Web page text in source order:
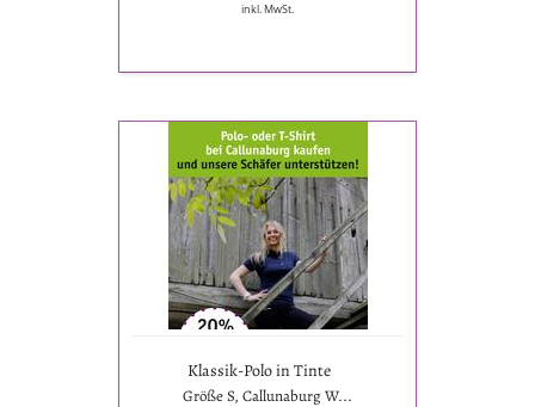
inkl. MwSt.
Tinte
Klassik-Polo in Tinte
Größe S, Callunaburg W...